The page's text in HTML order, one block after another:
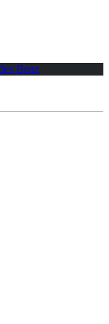
Benz